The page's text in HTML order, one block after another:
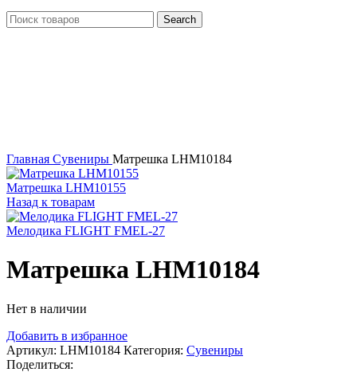
Search
Главная Сувениры Матрешка LHM10184
Матрешка LHM10155
Назад к товарам
Мелодика FLIGHT FMEL-27
Матрешка LHM10184
Нет в наличии
Добавить в избранное
Артикул: LHM10184 Категория: Сувениры
Поделиться: